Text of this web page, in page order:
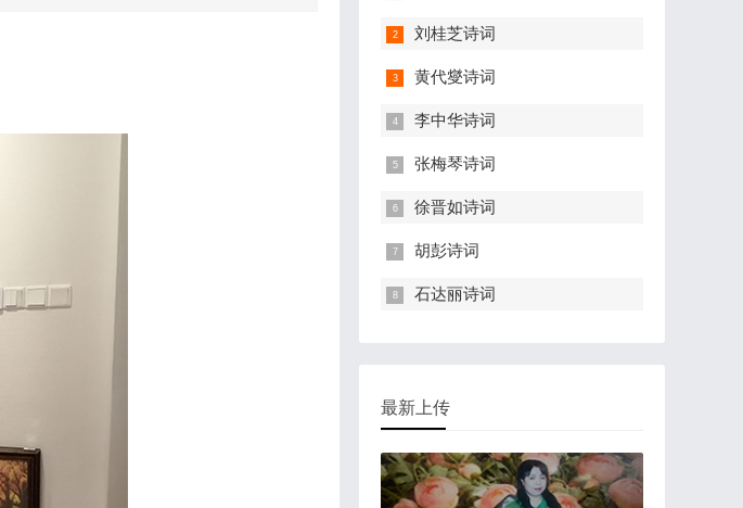
刘桂芝诗词
黄代燮诗词
李中华诗词
张梅琴诗词
徐晋如诗词
胡彭诗词
石达丽诗词
最新上传